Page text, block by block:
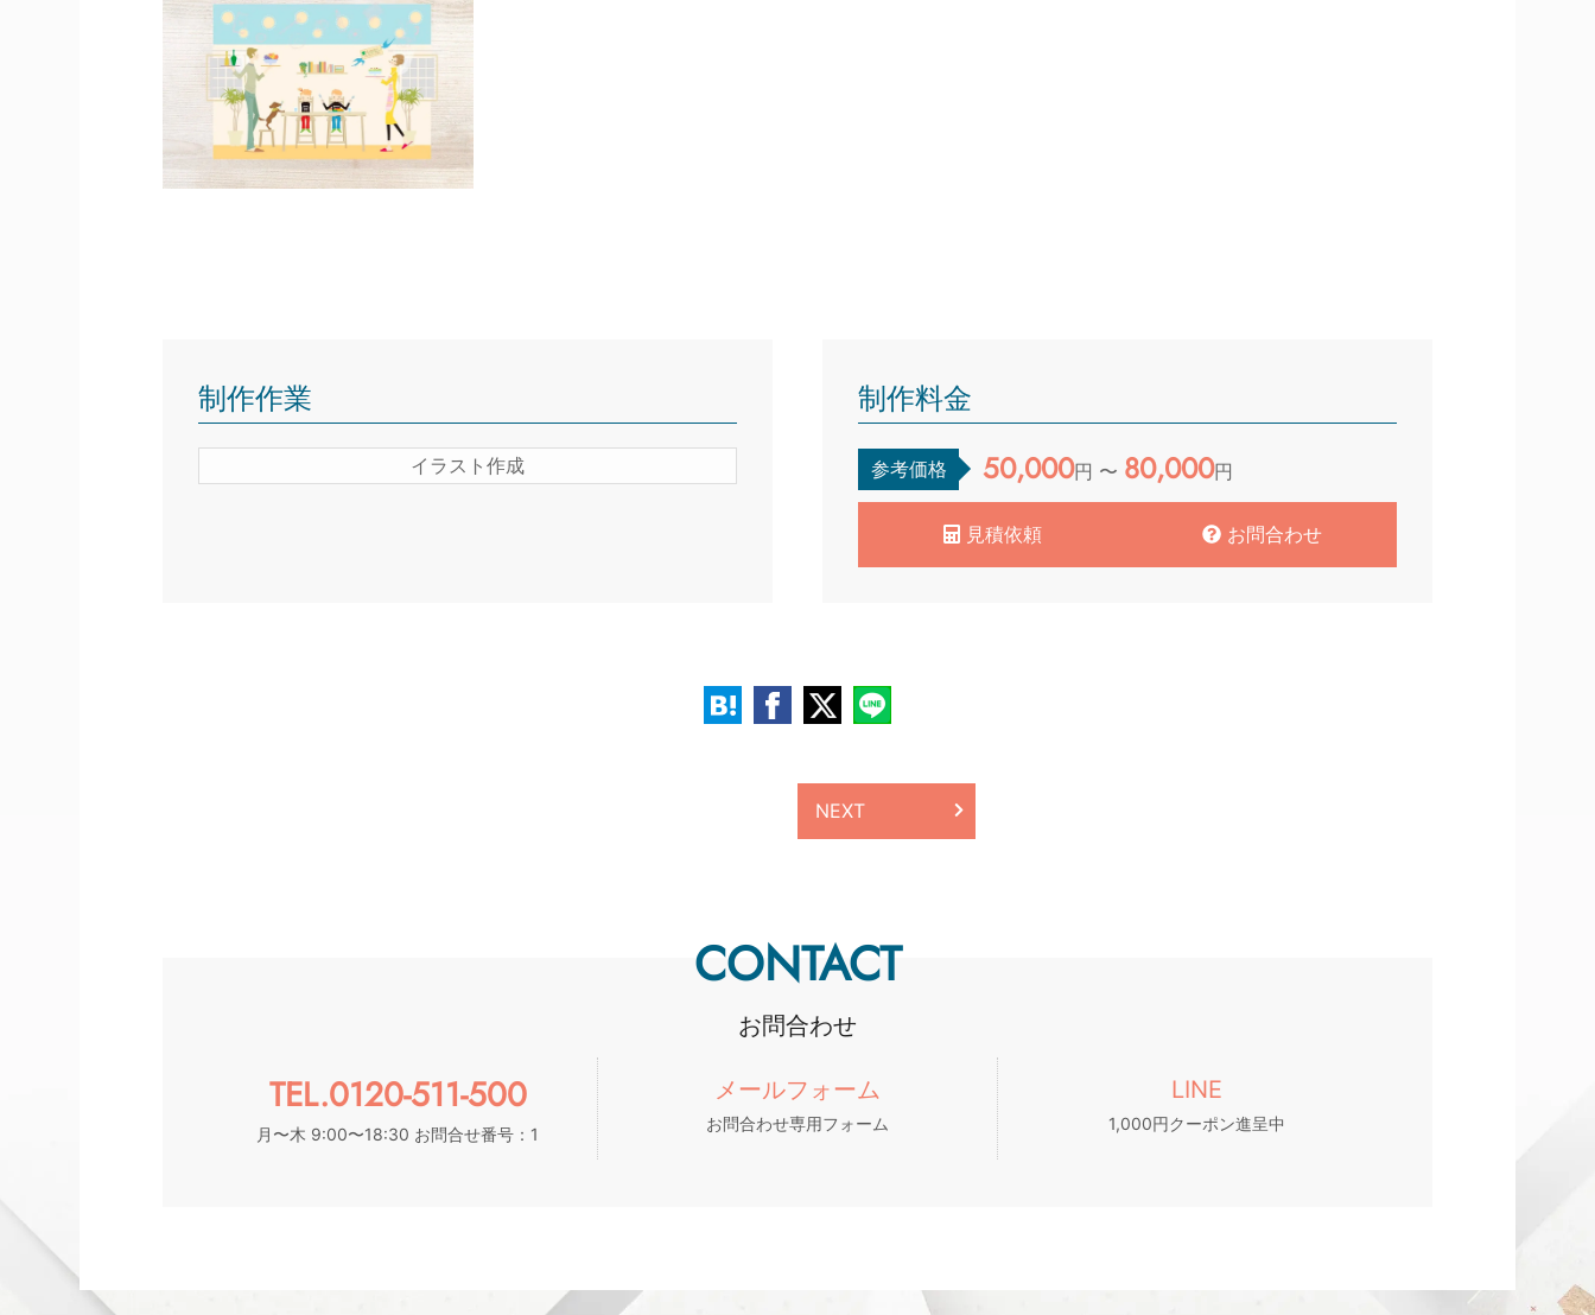
制作作業
イラスト作成
制作料金
参考価格 50,000円 〜 80,000円
見積依頼 お問合わせ
NEXT
CONTACT
お問合わせ
TEL.0120-511-500
月〜木 9:00〜18:30 お問合せ番号：1
メールフォーム
お問合わせ専用フォーム
LINE
1,000円クーポン進呈中